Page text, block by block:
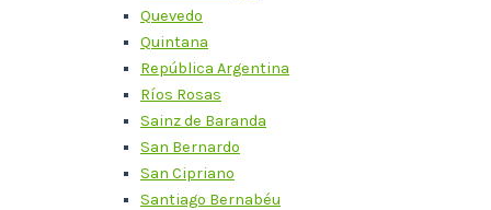
Quevedo
Quintana
República Argentina
Ríos Rosas
Sainz de Baranda
San Bernardo
San Cipriano
Santiago Bernabéu